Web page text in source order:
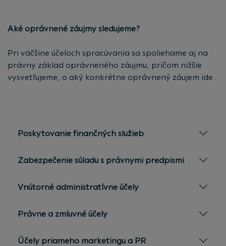
Aké oprávnené záujmy sledujeme?
Pri väčšine účeloch spracúvania sa spoliehame aj na
právny základ oprávneného záujmu, pričom nižšie
vysvetľujeme, o aký konkrétne oprávnený záujem ide.
Poskytovanie finančných služieb
Zabezpečenie súladu s právnymi predpismi
Vnútorné administratívne účely
Právne a zmluvné účely
Účely priameho marketingu a PR